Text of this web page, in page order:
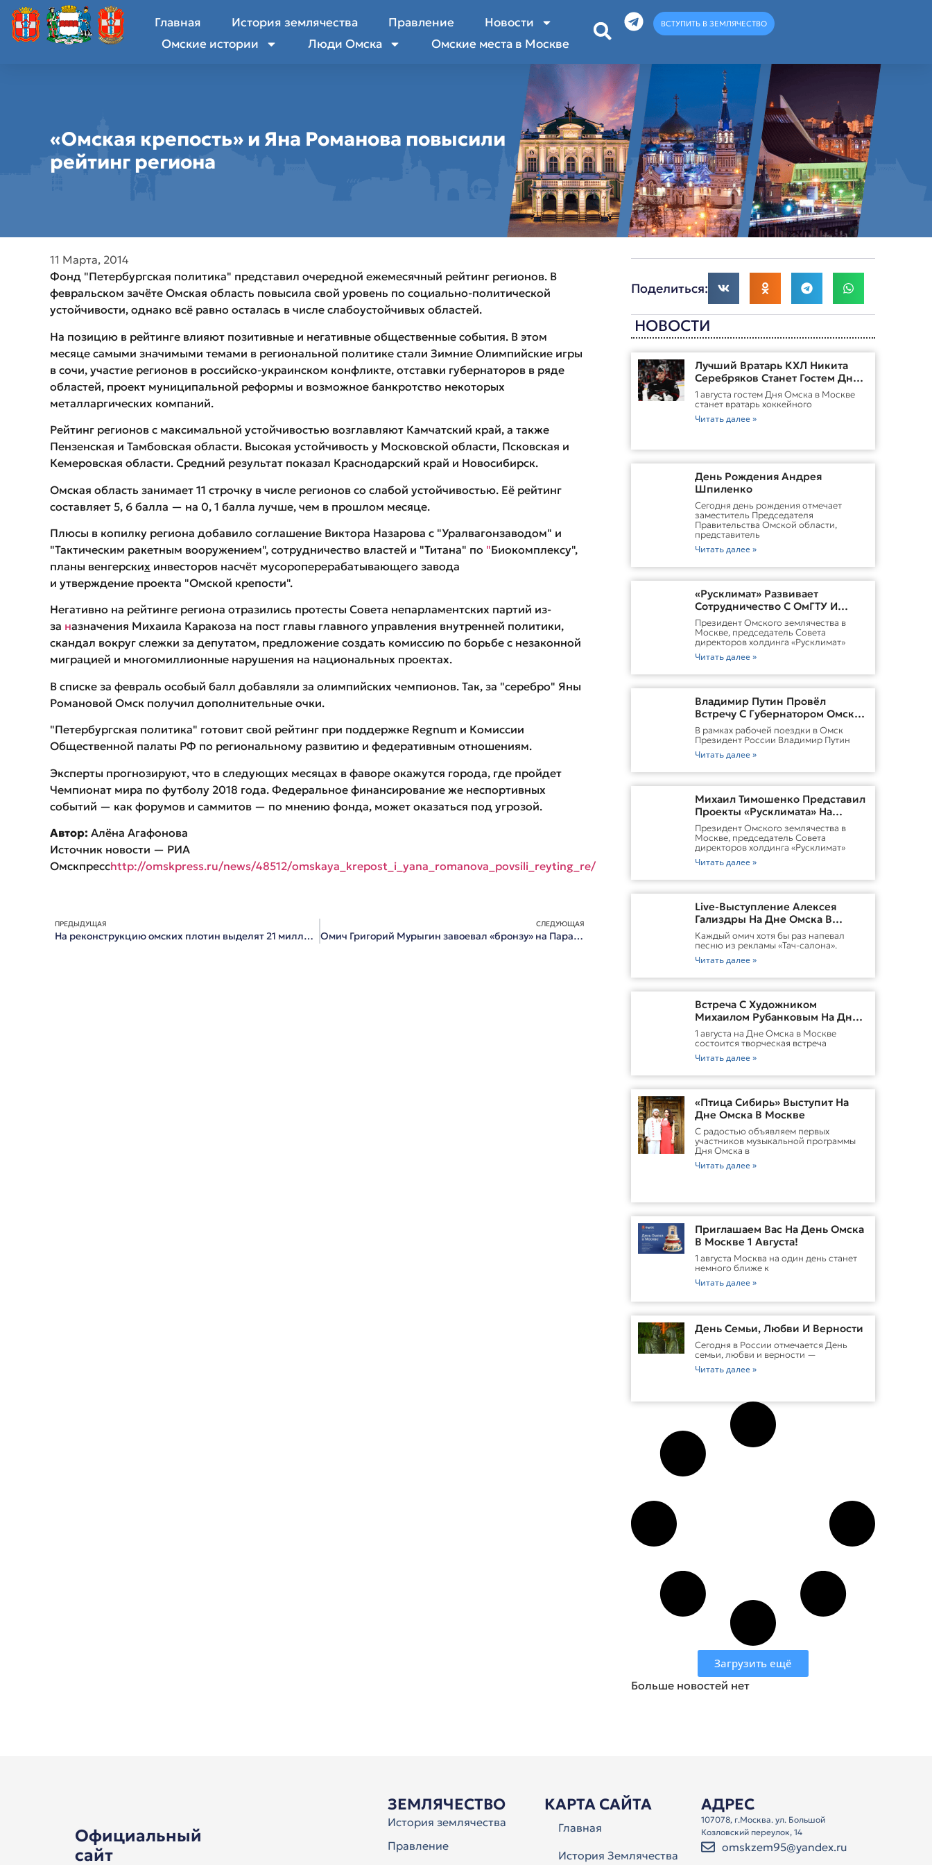
Главная История землячества Правление
Новости
Омские истории
Люди Омска Омские места в Москве
ВСТУПИТЬ В ЗЕМЛЯЧЕСТВО
«Омская крепость» и Яна Романова повысили
рейтинг региона
11 Марта, 2014
Фонд "Петербургская политика" представил очередной ежемесячный рейтинг регионов. В
февральском зачёте Омская область повысила свой уровень по социально-политической
устойчивости, однако всё равно осталась в числе слабоустойчивых областей.
На позицию в рейтинге влияют позитивные и негативные общественные события. В этом
месяце самыми значимыми темами в региональной политике стали Зимние Олимпийские игры
в сочи, участие регионов в российско-украинском конфликте, отставки губернаторов в ряде
областей, проект муниципальной реформы и возможное банкротство некоторых
металларгических компаний.
Рейтинг регионов с максимальной устойчивостью возглавляют Камчатский край, а также
Пензенская и Тамбовская области. Высокая устойчивость у Московской области, Псковская и
Кемеровская области. Средний результат показал Краснодарский край и Новосибирск.
Омская область занимает 11 строчку в числе регионов со слабой устойчивостью. Её рейтинг
составляет 5, 6 балла — на 0, 1 балла лучше, чем в прошлом месяце.
Плюсы в копилку региона добавило соглашение Виктора Назарова с "Уралвагонзаводом" и
"Тактическим ракетным вооружением", сотрудничество властей и "Титана" по "Биокомплексу",
планы венгерских инвесторов насчёт мусороперерабатывающего завода
и утверждение проекта "Омской крепости".
Негативно на рейтинге региона отразились протесты Совета непарламентских партий из-
за назначения Михаила Каракоза на пост главы главного управления внутренней политики,
скандал вокруг слежки за депутатом, предложение создать комиссию по борьбе с незаконной
миграцией и многомиллионные нарушения на национальных проектах.
В списке за февраль особый балл добавляли за олимпийских чемпионов. Так, за "серебро" Яны
Романовой Омск получил дополнительные очки.
"Петербургская политика" готовит свой рейтинг при поддержке Regnum и Комиссии
Общественной палаты РФ по региональному развитию и федеративным отношениям.
Эксперты прогнозируют, что в следующих месяцах в фаворе окажутся города, где пройдет
Чемпионат мира по футболу 2018 года. Федеральное финансирование же неспортивных
событий — как форумов и саммитов — по мнению фонда, может оказаться под угрозой.
Автор: Алёна Агафонова
Источник новости — РИА
Омскпрессhttp://omskpress.ru/news/48512/omskaya_krepost_i_yana_romanova_povsili_reyting_re/
ПРЕДЫДУЩАЯ
На реконструкцию омских плотин выделят 21 миллион рублей
СЛЕДУЮЩАЯ
Омич Григорий Мурыгин завоевал «бронзу» на Паралимпиаде в Сочи
Поделиться:
НОВОСТИ
Лучший Вратарь КХЛ Никита
Серебряков Станет Гостем Дня
Омска В Москве
1 августа гостем Дня Омска в Москве
станет вратарь хоккейного
Читать далее »
День Рождения Андрея
Шпиленко
Cегодня день рождения отмечает
заместитель Председателя
Правительства Омской области,
представитель
Читать далее »
«Русклимат» Развивает
Сотрудничество С ОмГТУ И
Участвует В Обновлении
Городской Среды Омска
Президент Омского землячества в
Москве, председатель Совета
директоров холдинга «Русклимат»
Читать далее »
Владимир Путин Провёл
Встречу С Губернатором Омской
Области Виталием
ХоценкоИсточник
В рамках рабочей поездки в Омск
Президент России Владимир Путин
Читать далее »
Михаил Тимошенко Представил
Проекты «Русклимата» На
Форуме России И Казахстана
Президент Омского землячества в
Москве, председатель Совета
директоров холдинга «Русклимат»
Читать далее »
Live-Выступление Алексея
Гализдры На Дне Омска В
Москве
Каждый омич хотя бы раз напевал
песню из рекламы «Тач-салона».
Читать далее »
Встреча С Художником
Михаилом Рубанковым На Дне
Омска В Москве
1 августа на Дне Омска в Москве
состоится творческая встреча
Читать далее »
«Птица Сибирь» Выступит На
Дне Омска В Москве
С радостью объявляем первых
участников музыкальной программы
Дня Омска в
Читать далее »
Приглашаем Вас На День Омска
В Москве 1 Августа!
1 августа Москва на один день станет
немного ближе к
Читать далее »
День Семьи, Любви И Верности
Сегодня в России отмечается День
семьи, любви и верности —
Читать далее »
Загрузить ещё
Больше новостей нет
Официальный
сайт
ЗЕМЛЯЧЕСТВО
История землячества
Правление
КАРТА САЙТА
Главная
История Землячества
АДРЕС
107078, г.Москва. ул. Большой
Козловский переулок, 14
omskzem95@yandex.ru